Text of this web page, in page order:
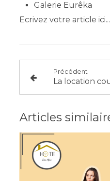
Galerie Eurêka
Ecrivez votre article ici...
Précédent
Articles